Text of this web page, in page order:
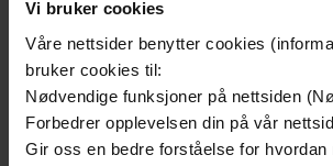
Vi bruker cookies
Våre nettsider benytter cookies
bruker cookies til:
Nødvendige funksjoner på nettsiden
Forbedrer opplevelsen din på vår
Gir oss en bedre forståelse for hvordan
199,-
Minnesota
Jo Nesbø
EBOK